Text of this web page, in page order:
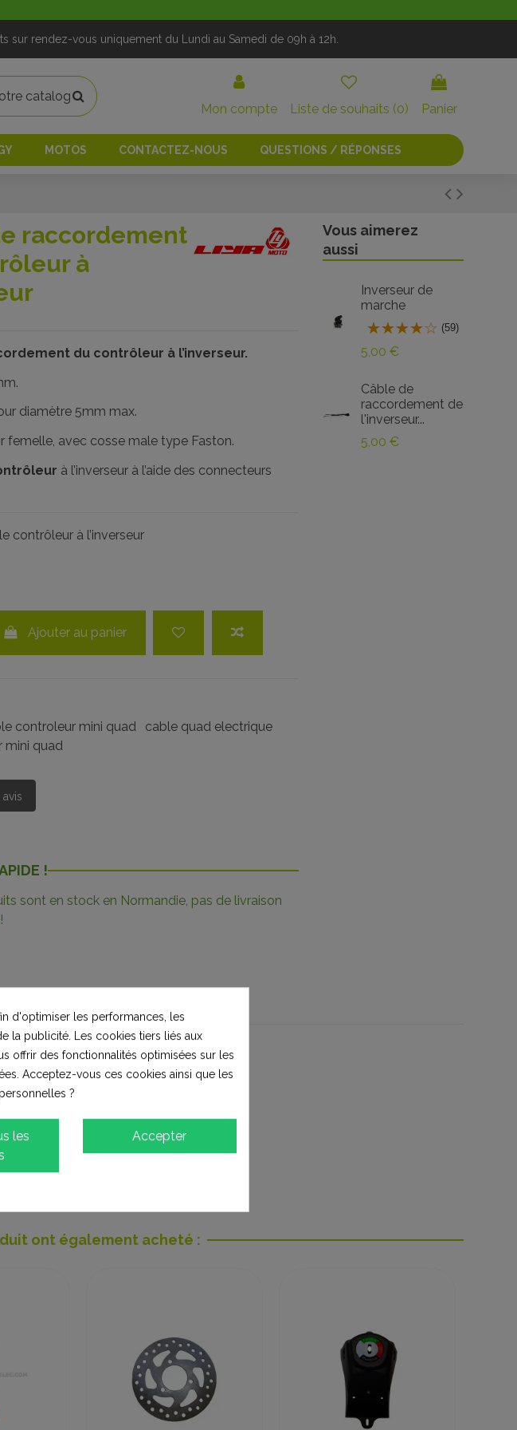
sur rendez-vous uniquement du Lundi au Samedi de 09h à 12h.
Mon compte Liste de souhaits (0) Panier
MOTOS CONTACTEZ-NOUS QUESTIONS / RÉPONSES
raccordement
à
du contrôleur à l’inverseur.
diamètre 5mm max.
femelle, avec cosse male type Faston.
à l’inverseur à l’aide des connecteurs
contrôleur à l’inverseur
Ajouter au panier
controleur mini quad
cable quad electrique
mini quad
!
sont en stock en Normandie, pas de livraison
Vous aimerez
aussi
Inverseur de
marche
(59)
5,00 €
Câble de
raccordement de
l'inverseur...
5,00 €
ont également acheté :
d'optimiser les performances, les
la publicité. Les cookies tiers liés aux
offrir des fonctionnalités optimisées sur les
Acceptez-vous ces cookies ainsi que les
?
Accepter
les